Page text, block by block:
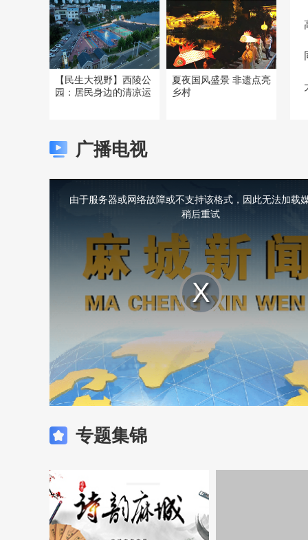
【民生大视野】西陵公
园：居民身边的清凉运
夏夜国风盛景 非遗点亮
乡村
广播电视
Play
Video
This
由于服务器或网络故障或不支持该格式，因此无法加载
稍后重试
专题集锦